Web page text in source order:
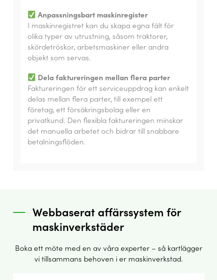
Anpassningsbart maskinregister
I maskinregistret kan du skapa egna fält för
olika typer av utrustning, såsom traktorer,
skördetröskor, arbetsmaskiner eller andra
objekt som servas.
Dela faktureringen mellan flera parter
Faktureringen för ett serviceuppdrag kan enkelt
delas mellan flera parter, till exempel ett
företag, ett försäkringsbolag eller en
privatkund. Den flexibla faktureringen minskar
det manuella arbetet och bidrar till snabbare
betalningsflöden.
Webbaserat affärssystem för
maskinverkstäder
Boka ett möte med en av våra experter – så kartlägger
vi tillsammans behoven i er maskinverkstad.